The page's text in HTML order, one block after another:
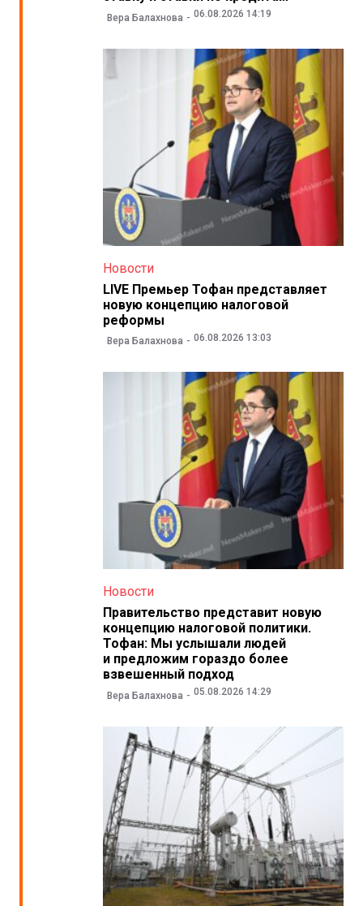
Вера Балахнова 06.08.2026 14:19
Новости
LIVE Премьер Тофан представляет
новую концепцию налоговой
реформы
Вера Балахнова 06.08.2026 13:03
Новости
Правительство представит новую
концепцию налоговой политики.
Тофан: Мы услышали людей
и предложим гораздо более
взвешенный подход
Вера Балахнова 05.08.2026 14:29